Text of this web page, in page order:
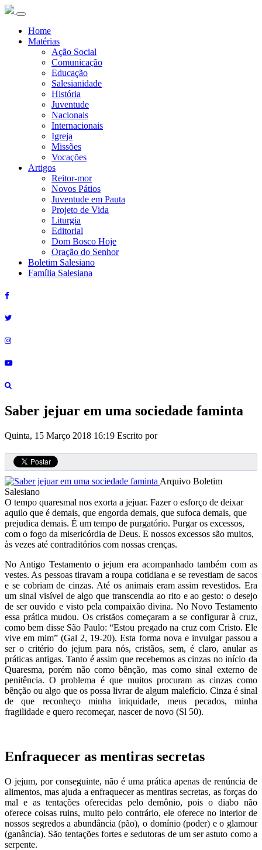
Home
Matérias
Ação Social
Comunicação
Educação
Salesianidade
História
Juventude
Nacionais
Internacionais
Igreja
Missões
Vocações
Artigos
Reitor-mor
Novos Pátios
Juventude em Pauta
Projeto de Vida
Liturgia
Editorial
Dom Bosco Hoje
Oração do Senhor
Boletim Salesiano
Família Salesiana
Saber jejuar em uma sociedade faminta
Quinta, 15 Março 2018 16:19 Escrito por
Arquivo Boletim
Salesiano
O tempo quaresmal nos exorta a jejuar. Fazer o esforço de deixar
aquilo que é demais, que engorda demais, que sufoca demais, que
prejudica demais. É um tempo de purgatório. Purgar os excessos,
com o fogo da misericórdia de Deus. E nossos excessos são muitos,
às vezes até contraditórios com nossas crenças.
No Antigo Testamento o jejum era acompanhado também com as
vestes. As pessoas tiravam a roupa cotidiana e se revestiam de sacos
e se cobriam de cinzas. Até os animais eram assim revestidos. Era
um sinal visível de algo que transcendia ao rito e ao gesto: o desejo
de ser ouvido e visto pela compaixão divina. No Novo Testamento
essa prática mudou. Os cristãos começaram a se configurar à cruz,
como bem disse São Paulo: “Estou pregado na cruz com Cristo. Ele
vive em mim” (Gal 2, 19-20). Esta forma nova e invulgar passou a
ser o critério do jejum para nós, cristãos, sem, é claro, anular as
práticas antigas. Tanto é assim que recebemos as cinzas no início da
Quaresma, porém não como bênção, mas como sinal externo de
penitência. O problema é que muitos procuram as cinzas como
bênção ou algo que os possa livrar de algum malefício. Cinza é sinal
de que reconheço minha iniquidade, meus pecados, minha
fragilidade e quero recomeçar, nascer de novo (Sl 50).
Enfraquecer as mentiras secretas
O jejum, por conseguinte, não é uma prática apenas de renúncia de
alimentos, mas ajuda a enfraquecer as mentiras secretas, as forças do
mal e as tentações oferecidas pelo demônio, pois o diabo não
oferece coisas ruins, muito pelo contrário, ele oferece no interior de
nossos segredos a abundância (pão), o domínio (poder) e o glamour
(ganância). São tentações fortes e sedutoras de um ser astuto como a
serpente.